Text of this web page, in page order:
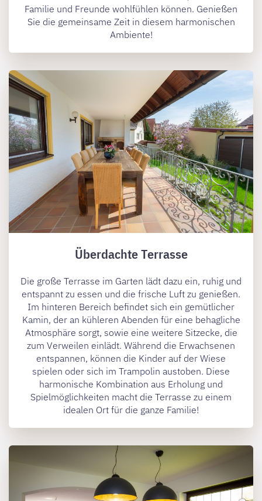
Familie und Freunde wohlfühlen können. Genießen
Sie die gemeinsame Zeit in diesem harmonischen
Ambiente!
Überdachte Terrasse
Die große Terrasse im Garten lädt dazu ein, ruhig und
entspannt zu essen und die frische Luft zu genießen.
Im hinteren Bereich befindet sich ein gemütlicher
Kamin, der an kühleren Abenden für eine behagliche
Atmosphäre sorgt, sowie eine weitere Sitzecke, die
zum Verweilen einlädt. Während die Erwachsenen
entspannen, können die Kinder auf der Wiese
spielen oder sich im Trampolin austoben. Diese
harmonische Kombination aus Erholung und
Spielmöglichkeiten macht die Terrasse zu einem
idealen Ort für die ganze Familie!